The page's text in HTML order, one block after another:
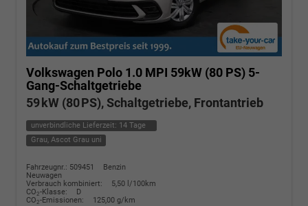
Volkswagen Polo 1.0 MPI 59kW (80 PS) 5-
Gang-Schaltgetriebe
59 kW (80 PS), Schaltgetriebe, Frontantrieb
unverbindliche Lieferzeit: 14 Tage
Grau, Ascot Grau uni
Fahrzeugnr.: 509451
Benzin
Neuwagen
Verbrauch kombiniert:
5,50 l/100km
CO2-Klasse:
D
CO2-Emissionen: 125,00 g/km